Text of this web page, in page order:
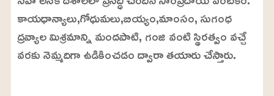
కాయధాన్యాలు,గోధుమలు,బియ్యం,మాంసం, సుగంధ
ద్రవ్యాల మిశ్రమాన్ని మందపాటి, గంజి వంటి స్థిరత్వం వచ్చే
వరకు నెమ్మదిగా ఉడికించడం ద్వారా తయారు చేస్తారు.